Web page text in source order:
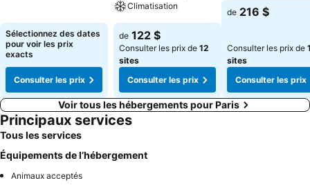
Sélectionnez des dates
pour voir les prix
exacts
Consulter les prix
Climatisation
de 122 $
Consulter les prix de 12
sites
Consulter les prix
de 216 $
Consulter les prix de
sites
Consulter les prix
Voir tous les hébergements pour Paris
Principaux services
Tous les services
Équipements de l’hébergement
Animaux acceptés